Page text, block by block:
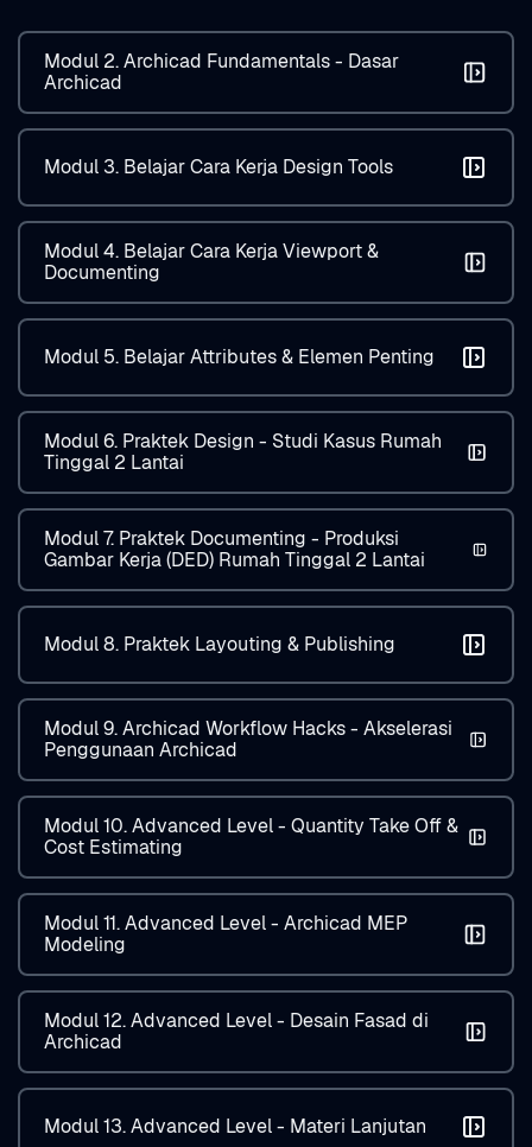
Modul 2. Archicad Fundamentals - Dasar
Archicad
Modul 3. Belajar Cara Kerja Design Tools
Modul 4. Belajar Cara Kerja Viewport &
Documenting
Modul 5. Belajar Attributes & Elemen Penting
Modul 6. Praktek Design - Studi Kasus Rumah
Tinggal 2 Lantai
Modul 7. Praktek Documenting - Produksi
Gambar Kerja (DED) Rumah Tinggal 2 Lantai
Modul 8. Praktek Layouting & Publishing
Modul 9. Archicad Workflow Hacks - Akselerasi
Penggunaan Archicad
Modul 10. Advanced Level - Quantity Take Off &
Cost Estimating
Modul 11. Advanced Level - Archicad MEP
Modeling
Modul 12. Advanced Level - Desain Fasad di
Archicad
Modul 13. Advanced Level - Materi Lanjutan